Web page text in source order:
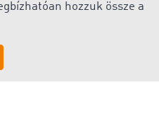
hozzuk össze a